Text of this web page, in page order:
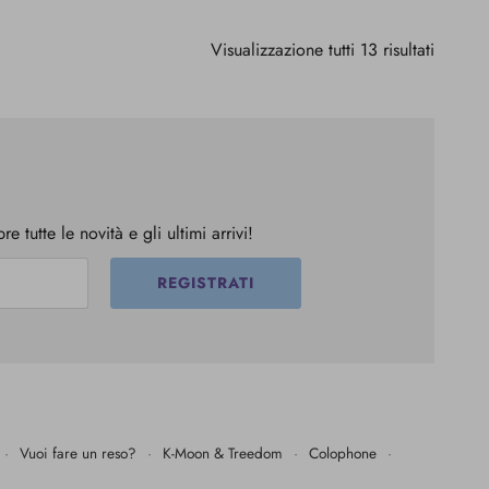
Visualizzazione tutti 13 risultati
tutte le novità e gli ultimi arrivi!
REGISTRATI
· Vuoi fare un reso? · K-Moon & Treedom · Colophone ·